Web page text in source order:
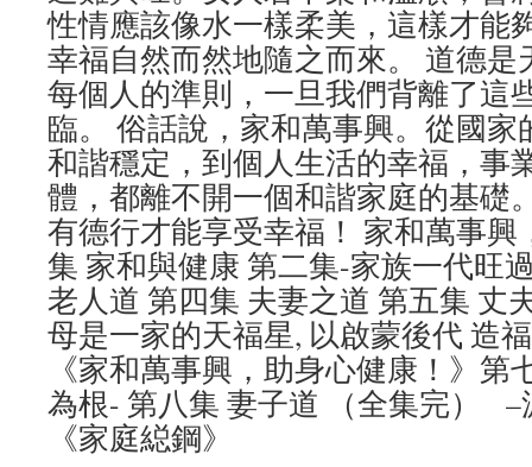
性情應該像水一樣柔美，這樣才能
幸福自然而然地隨之而來。 道德
每個人的準則，一旦我們背離了這
臨。 俗話說，家和萬事興。從國
和諧穩定，到個人生活的幸福，事
體，都離不開一個和諧家庭的基礎
有德行才能享受幸福！ 家和萬事興
集 家和與健康 第二集-家族一代旺
老人道 第四集 夫妻之道 第五集 丈
母是一家的天福星, 以啟蒙後代 造
《家和萬事興，助身心健康！》第
為根- 第八集 妻子道 （全集完） –
《家庭縂鋼》